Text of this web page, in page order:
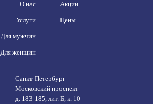
О нас
Услуги
Для мужчин
Для женщин
Акции
Цены
Санкт-Петербург
Московский проспект
д. 183-185, лит. Б, к. 10